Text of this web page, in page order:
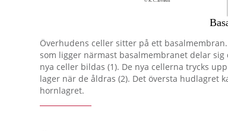
Förstora bilden
Överhudens celler sitter på ett
som ligger närmast basalmembranet delar sig
nya celler bildas (1). De nya cellerna trycks
lager när de åldras (2). Det översta hudlagret
hornlagret.